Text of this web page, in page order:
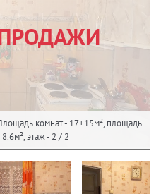
комнат - 17+15м², площадь
этаж - 2 / 2